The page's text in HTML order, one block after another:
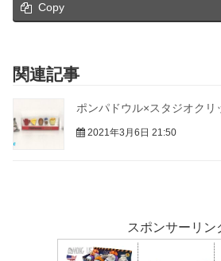
Copy
関連記事
ポンパドウル×スタジオク
2021年3月6日 21:50
スポンサーリン